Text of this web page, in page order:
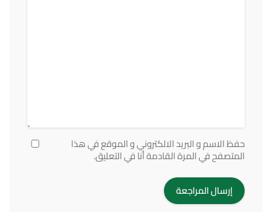
حفظ الاسم و البريد الالكتروني و الموقع في هذا
المتصفح في المرة القادمة أنا في التعليق.